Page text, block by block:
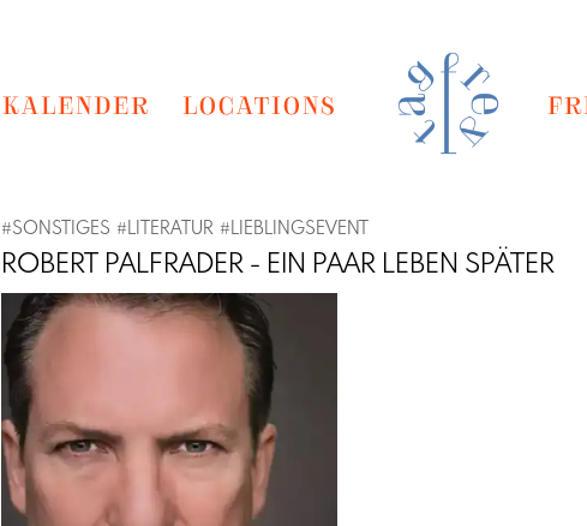
KALENDER LOCATIONS
#SONSTIGES #LITERATUR #LIEBLINGSEVENT
ROBERT PALFRADER - EIN PAAR LEBEN SPÄTER
Previous